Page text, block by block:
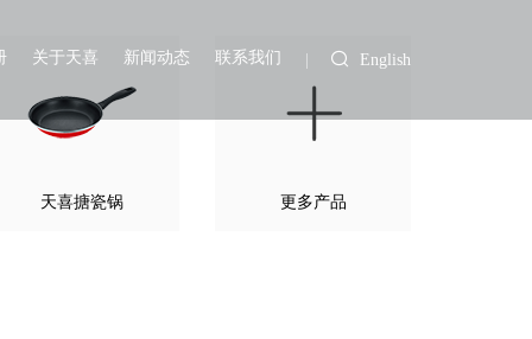
关于天喜 新闻动态 联系我们 English
天喜搪瓷锅 更多产品